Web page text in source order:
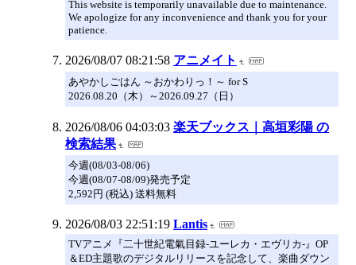
This website is temporarily unavailable due to maintenance.
We apologize for any inconvenience and thank you for your
patience.
2026/08/07 08:21:58 アニメイト
あやかしごはん ～おかわりっ！～ for S
2026.08.20（木）～2026.09.27（日）
2026/08/06 04:03:03 楽天ブックス｜高垣彩陽 の
検索結果
今週(08/03-08/06)
今週(08/07-08/09)発売予定
2,592円 (税込) 送料無料
2026/08/03 22:51:19 Lantis
TVアニメ『二十世紀電氣目録-ユーレカ・エヴリカ-』OP
＆ED主題歌のデジタルリリースを記念して、楽曲ダウン